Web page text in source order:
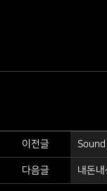
이전글
다음글 내돈